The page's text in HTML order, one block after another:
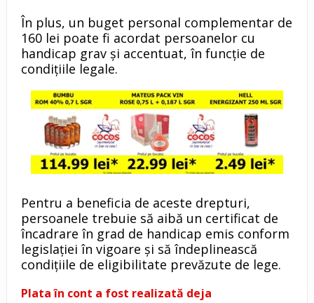
În plus, un buget personal complementar de
160 lei poate fi acordat persoanelor cu
handicap grav și accentuat, în funcție de
condițiile legale.
Pentru a beneficia de aceste drepturi,
persoanele trebuie să aibă un certificat de
încadrare în grad de handicap emis conform
legislației în vigoare și să îndeplinească
condițiile de eligibilitate prevăzute de lege.
Plata în cont a fost realizată deja